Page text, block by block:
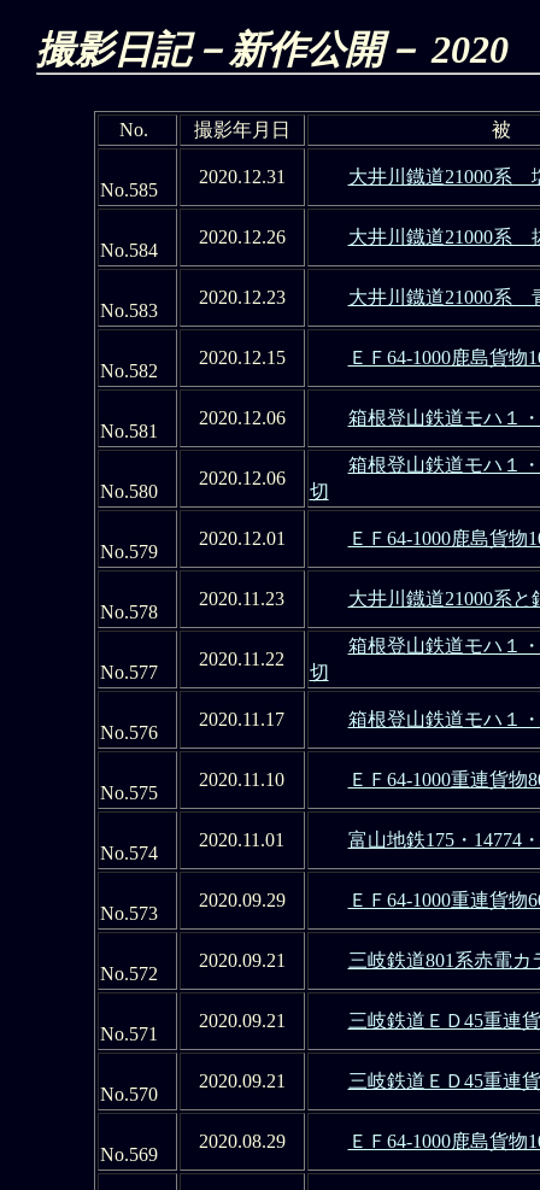
撮影日記－新作公開－ 2020
No. 撮影年月日
No.585
2020.12.31 大井川鐡道21000系
No.584
2020.12.26 大井川鐡道21000系
No.583
2020.12.23 大井川鐡道21000系
No.582
2020.12.15 ＥＦ64-1000鹿島貨
No.581
2020.12.06 箱根登山鉄道モハ１
No.580
2020.12.06
箱根登山鉄道モハ１
切
No.579
2020.12.01 ＥＦ64-1000鹿島貨
No.578
2020.11.23 大井川鐡道21000系
No.577
2020.11.22
箱根登山鉄道モハ１
切
No.576
2020.11.17 箱根登山鉄道モハ１
No.575
2020.11.10 ＥＦ64-1000重連貨
No.574
2020.11.01 富山地鉄175・14774
No.573
2020.09.29 ＥＦ64-1000重連貨
No.572
2020.09.21 三岐鉄道801系赤電
No.571
2020.09.21 三岐鉄道ＥＤ45重連
No.570
2020.09.21 三岐鉄道ＥＤ45重連
No.569
2020.08.29 ＥＦ64-1000鹿島貨